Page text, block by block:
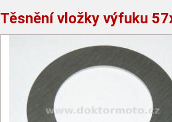
Těsnění vložky výfuku